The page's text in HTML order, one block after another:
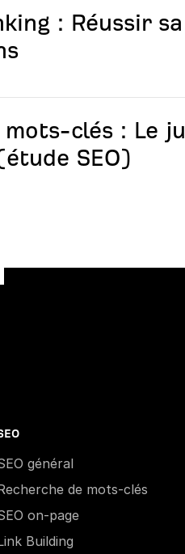
: Réussir sa
clés : Le
SEO)
général
de mots-clés
on-page
Building